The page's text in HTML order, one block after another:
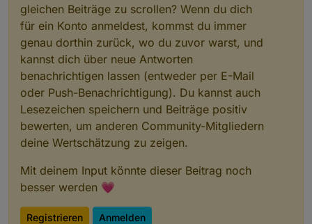
gleichen Beiträge zu scrollen? Wenn du dich
für ein Konto anmeldest, kommst du immer
genau dorthin zurück, wo du zuvor warst, und
kannst dich über neue Antworten
benachrichtigen lassen (entweder per E-Mail
oder Push-Benachrichtigung). Du kannst auch
Lesezeichen speichern und Beiträge positiv
bewerten, um anderen Community-Mitgliedern
deine Wertschätzung zu zeigen.
Mit deinem Input könnte dieser Beitrag noch
besser werden 💗
Registrieren Anmelden